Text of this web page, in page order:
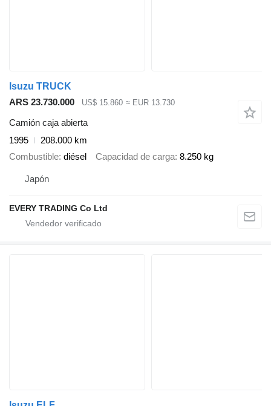
Isuzu TRUCK
ARS 23.730.000
US$ 15.860 ≈ EUR 13.730
Camión caja abierta
1995
208.000 km
Combustible diésel Capacidad de carga 8.250 kg
Japón
EVERY TRADING Co Ltd